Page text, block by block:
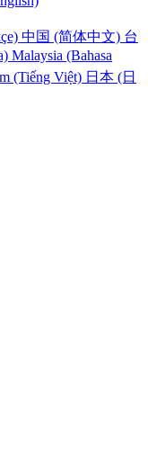
中国 (简体中文) 台
Malaysia (Bahasa
(Tiếng Việt) 日本 (日